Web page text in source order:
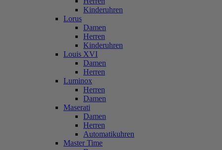
Kinderuhren
Lorus
Damen
Herren
Kinderuhren
Louis XVI
Damen
Herren
Luminox
Herren
Damen
Maserati
Damen
Herren
Automatikuhren
Master Time